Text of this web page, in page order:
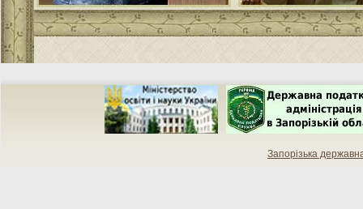
Запорізька